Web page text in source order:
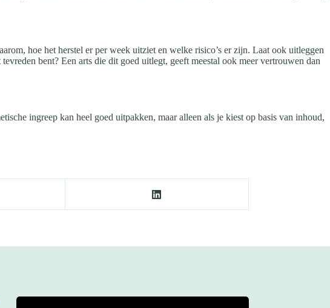
hoe het herstel er per week uitziet en welke risico’s er zijn. Laat ook uitleggen
bent? Een arts die dit goed uitlegt, geeft meestal ook meer vertrouwen dan
ingreep kan heel goed uitpakken, maar alleen als je kiest op basis van inhoud,